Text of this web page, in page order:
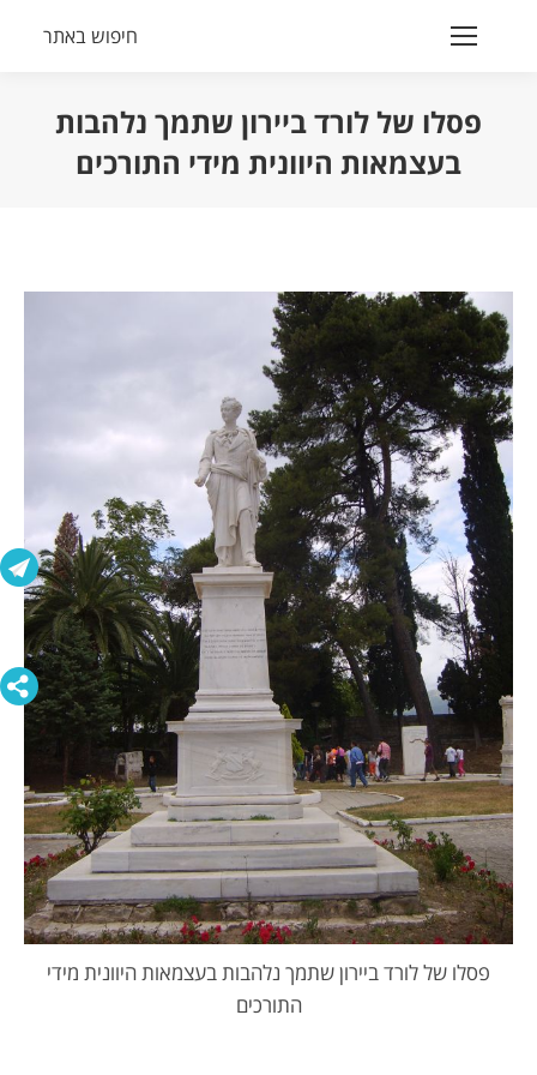
Search:
חיפוש באתר
פסלו של לורד ביירון שתמך נלהבות
בעצמאות היוונית מידי התורכים
פסלו של לורד ביירון שתמך נלהבות בעצמאות היוונית מידי
התורכים